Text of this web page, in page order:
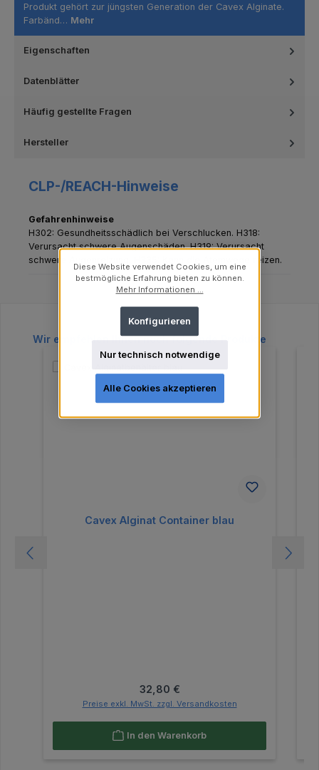
Produkt gehört zur jüngsten Generation der Cavex Alginate.
Farbänd… Mehr
Eigenschaften
Datenblätter
Häufig gestellte Fragen
Hersteller
CLP-/REACH-Hinweise
Gefahrenhinweise
H302: Gesundheitsschädlich bei Verschlucken. H318:
Verursacht schwere Augenschäden.H319: Verursacht
schwere Augenreizung.
H335: Kann die Atemwege reizen.
Produktgalerie überspringen
Wir empfehlen Ihnen noch folgende Produkte
Cavex Alginat Container blau
Regulärer Preis:
32,80 €
Preise exkl. MwSt. zzgl. Versandkosten
In den Warenkorb
Diese Website verwendet Cookies, um eine
bestmögliche Erfahrung bieten zu können.
Mehr Informationen ...
Nur technisch notwendige
Konfigurieren
Alle Cookies akzeptieren